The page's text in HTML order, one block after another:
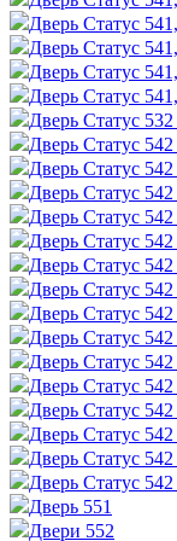
Дверь Статус
Дверь Статус
Дверь Статус
Дверь Статус
Дверь Статус
Дверь Статус
Дверь Статус
Дверь Статус
Дверь Статус
Дверь Статус
Дверь Статус
Дверь Статус
Дверь Статус
Дверь Статус
Дверь Статус
Дверь Статус
Дверь Статус
Дверь Статус
Дверь Статус
Дверь Статус
Дверь 551
Двери 552